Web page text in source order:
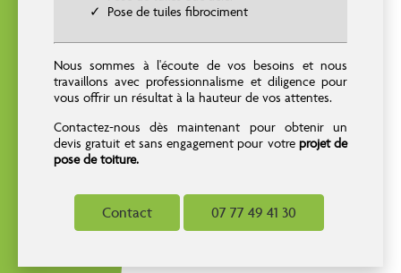
Pose de tuiles fibrociment
Nous sommes à l'écoute de vos besoins et nous
travaillons avec professionnalisme et diligence pour
vous offrir un résultat à la hauteur de vos attentes.
Contactez-nous dès maintenant pour obtenir un
devis gratuit et sans engagement pour votre projet de
pose de toiture.
Contact 07 77 49 41 30